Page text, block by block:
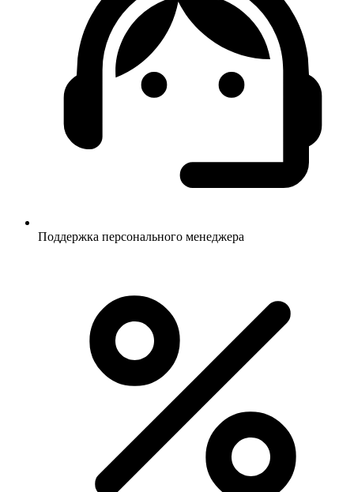
Поддержка персонального менеджера